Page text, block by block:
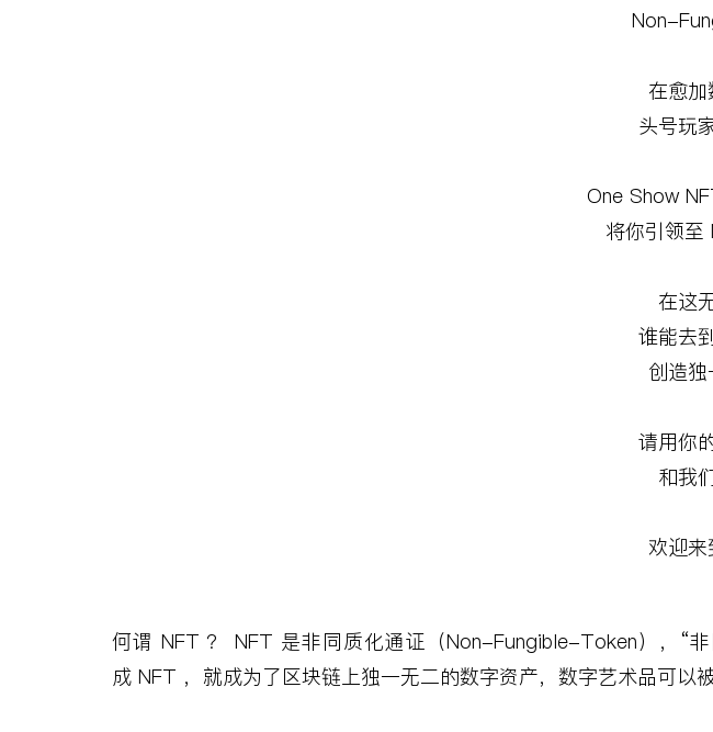
Non-
在愈
头号玩
One Show
将你引领至
在这
谁能去
创造
请用你
和我
欢迎
何谓 NFT ？ NFT 是非同质化通证（Non-Fungible-Token），“
成 NFT ，就成为了区块链上独一无二的数字资产，数字艺术品可以